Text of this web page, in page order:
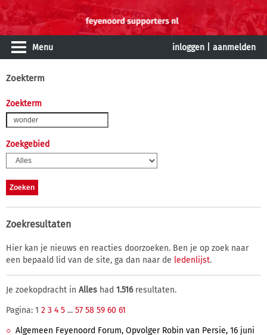
Menu inloggen aanmelden
Zoekterm
Zoekterm
Zoekgebied
Zoekresultaten
Hier kan je nieuws en reacties doorzoeken. Ben je op zoek naar
een bepaald lid van de site, ga dan naar de ledenlijst.
Je zoekopdracht in Alles had 1.516resultaten.
Pagina: 1 2 3 4 5 ... 57 58 59 60 61
Algemeen Feyenoord Forum, Opvolger Robin van Persie, 16 juni